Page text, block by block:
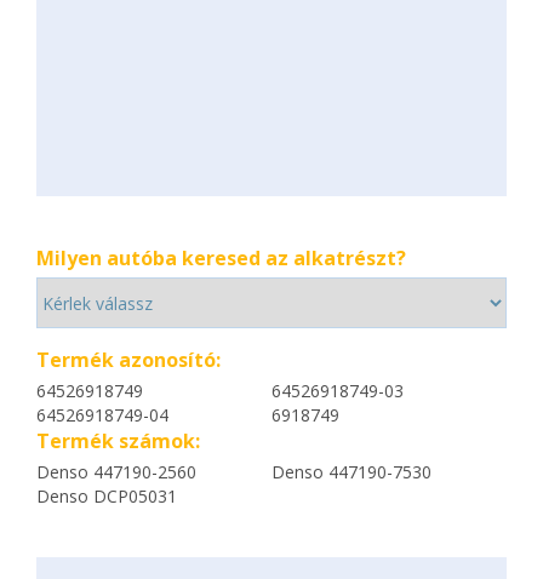
Milyen autóba keresed az alkatrészt?
Termék azonosító:
64526918749
64526918749-03
64526918749-04
6918749
Termék számok:
Denso 447190-2560
Denso 447190-7530
Denso DCP05031